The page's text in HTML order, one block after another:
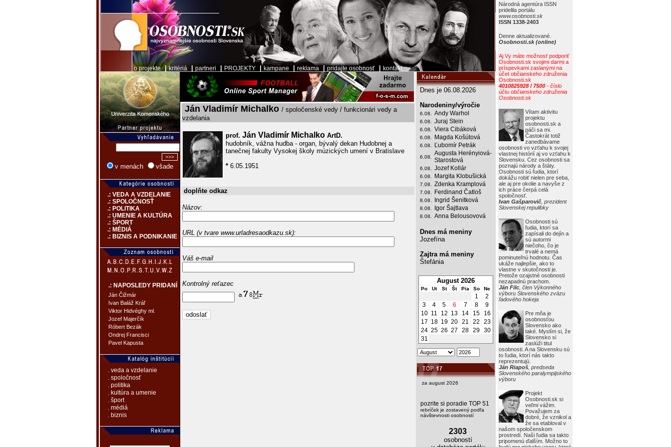
o projekte|kritériá partneri PROJEKTY kampane reklama pridajte osobnosť kontakt
Národná agentúra ISSN
pridelila portálu
www.osobnosti.sk
ISSN 1338-2403
Denne aktualizované.
Osobnosti.sk (online)
Aj Vy máte možnosť podporiť
Osobnosti.sk svojimi darmi a
príspevkami zaslanými na
účet občianskeho združenia
Osobnosti.sk
4010825928 / 7500 - číslo
účtu občianskeho združenia
Osobnosti.sk
Vítam aktivitu
projektu
osobnosti.sk a
páči sa mi.
Častokrát totiž
zanedbávame
osobnosti vo vzťahu k svojej
vlastnej histórií aj vo vzťahu k
Slovensku. Cez osobnosti sa
poznajú národy a štáty.
Osobnosti sú ľudia, ktorí
dokážu robiť nielen pre seba,
ale aj pre okolie a navyše z
ich práce čerpá celá
spoločnosť.
Ivan Gašparovič , prezident
Slovenskej repulibky
Osobnosti sú
ľudia, ktorí sa
zapísali do dejín a
sú autormi
niečoho, čo je
trvalé a nemá
pominuteľnú hodnotu. Čas
ukáže najlepšie, ako to
vlastne v skutočnosti je.
Pretože ozajstné osobnosti
nezapadnú prachom.
Ján Filc , člen Výkonného
výboru Slovenského zväzu
ľadového hokeja
Pre mňa je
osobnosťou
Slovensko ako
také. Myslím si, že
Slovensko si
zaslúži titul
osobnosti. A na Slovensku sú
to ľudia, ktorí nás takto
reprezentujú.
Ján Riapoš , predseda
Slovenského paralympijského
výboru
Projekt
Osobnosti.sk si
veľmi vážim.
Považujem za
dobré, že vznikol a
že sa etabloval v
našom spoločenskom
prostredí. Naši ľudia sa takto
pripomenú ďalším. Možno to
v menách všade
.: VEDA A VZDELANIE
.: SPOLOČNOSŤ
.: POLITIKA
.: UMENIE A KULTÚRA
.: ŠPORT
.: MÉDIÁ
.: BIZNIS A PODNIKANIE
.: NAPOSLEDY PRIDANÍ
Ján Čižmár
Ivan Baláž Kráľ
Viktor Hidvéghy ml.
Jozef Majerčík
Róbert Bezák
Ondrej Francisci
Pavel Kapusta
. veda a vzdelanie
. spoločnosť
. politika
. kultúra a umenie
. šport
. médiá
. biznis
Ján Vladimír Michalko / spoločenské vedy / funkcionári vedy a
vzdelania
prof. Ján Vladimír Michalko ArtD.
hudobník, vážna hudba - organ, bývalý dekan Hudobnej a
tanečnej fakulty Vysokej školy múzických umení v Bratislave
* 6.05.1951
doplňte odkaz
Názov:
URL (v tvare www.urladresaodkazu.sk):
Váš e-mail
Kontrolný reťazec
Dnes je 06.08.2026
Narodeniny/výročie
6.08. Andy Warhol
6.08. Juraj Stein
6.08. Viera Cibáková
6.08. Magda Košútová
6.08. Ľubomír Petrák
6.08.
Augusta Herényiová-
Starostová
6.08. Jozef Kollár
6.08. Margita Klobušická
7.08. Zdenka Kramplová
7.08. Ferdinand Čatloš
8.08. Ingrid Šenitková
8.08. Igor Šajtlava
8.08. Anna Belousovová
Dnes má meniny
Jozefína
Zajtra má meniny
Štefánia
August 2026
Po Ut St Št Pia So Ne
1
2
3
4 5 6 7 8
9
10 11 12 13 14 15
16
17 18 19 20 21 22
23
24 25 26 27 28 29 30
31
za august 2026
pozrite si poradie TOP 51
rebríček je zostavený podľa
návštevnosti osobností
2303
osobností